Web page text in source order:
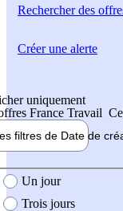
Rechercherdes
uniquement
France Travail
filtres de Date de
création de l'offre
Un jour
Trois jours
Créer une alerte